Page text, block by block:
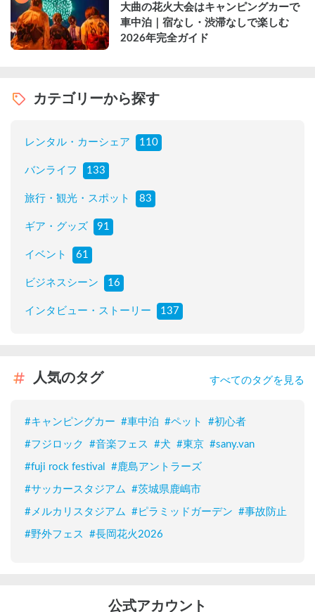
大曲の花火大会はキャンピングカーで
車中泊｜宿なし・渋滞なしで楽しむ
2026年完全ガイド
カテゴリーから探す
レンタル・カーシェア 110
バンライフ 133
旅行・観光・スポット 83
ギア・グッズ 91
イベント 61
ビジネスシーン 16
インタビュー・ストーリー 137
人気のタグ すべてのタグを見る
#キャンピングカー #車中泊 #ペット #初心者
#フジロック #音楽フェス #犬 #東京 #sany.van
#fuji rock festival #鹿島アントラーズ
#サッカースタジアム #茨城県鹿嶋市
# メルカリスタジアム #ピラミッドガーデン #事故防止
#野外フェス #長岡花火2026
公式アカウント